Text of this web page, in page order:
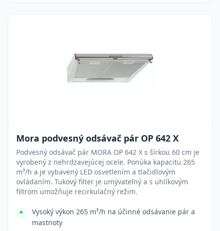
Mora podvesný odsávač pár OP 642 X
Podvesný odsávač pár MORA OP 642 X s šírkou 60 cm je
vyrobený z nehrdzavejúcej ocele. Ponúka kapacitu 265
m³/h a je vybavený LED osvetlením a tlačidlovým
ovládaním. Tukový filter je umývateľný a s uhlíkovým
filtrom umožňuje recirkulačný režim.
Vysoký výkon 265 m³/h na účinné odsávanie pár a
mastnoty